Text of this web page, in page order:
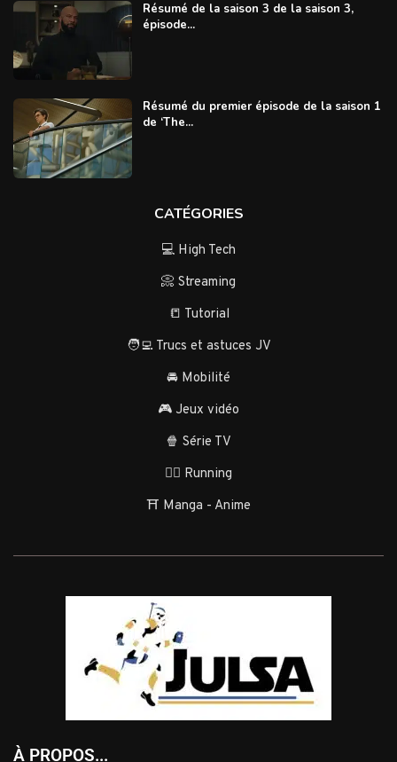
Résumé de la saison 3 de la saison 3,
épisode...
Résumé du premier épisode de la saison 1
de ‘The...
CATÉGORIES
💻 High Tech
📀 Streaming
📒 Tutorial
🧑‍💻 Trucs et astuces JV
🚘 Mobilité
🎮 Jeux vidéo
🍿 Série TV
🏃‍♂️ Running
⛩️ Manga - Anime
À PROPOS...